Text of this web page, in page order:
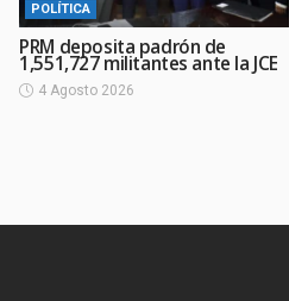
POLÍTICA
PRM deposita padrón de
1,551,727 militantes ante la JCE
4 Agosto 2026